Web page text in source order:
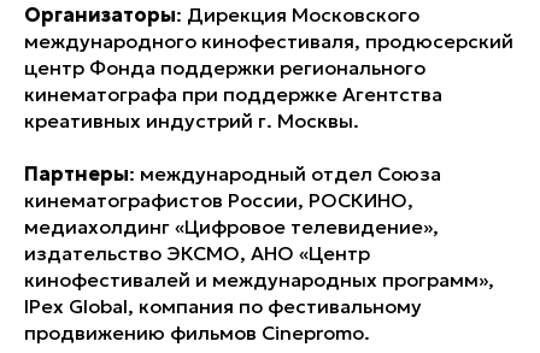
Организаторы: Дирекция Московского
международного кинофестиваля, продюсерский
центр Фонда поддержки регионального
кинематографа при поддержке Агентства
креативных индустрий г. Москвы.
Партнеры: международный отдел Союза
кинематографистов России, РОСКИНО,
медиахолдинг «Цифровое телевидение»,
издательство ЭКСМО, АНО «Центр
кинофестивалей и международных программ»,
IPex Global, компания по фестивальному
продвижению фильмов Cinepromo.